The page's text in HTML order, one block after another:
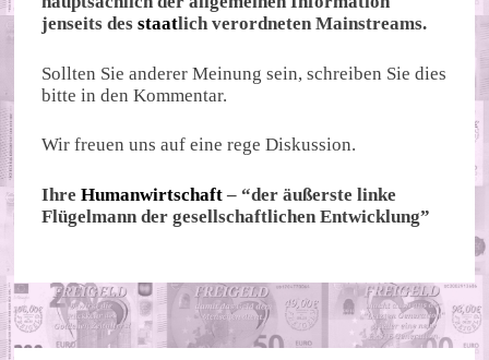
jenseits desstaatlich verordneten Mainstreams.
Sollten Sie anderer Meinung sein, schreiben Sie dies
bitte in den Kommentar.
Wir freuen uns auf eine rege Diskussion.
IhreHumanwirtschaft – “der äußerste linke
Flügelmann der gesellschaftlichen Entwicklung”